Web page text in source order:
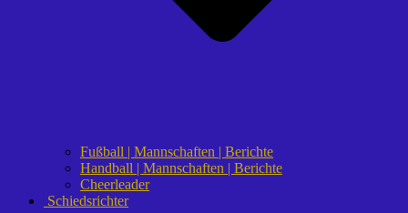
Fußball | Mannschaften | Berichte
Handball | Mannschaften | Berichte
Cheerleader
Schiedsrichter